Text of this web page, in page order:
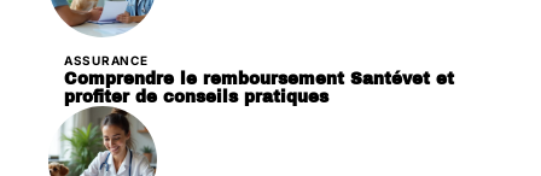
ASSURANCE
Comprendre le remboursement Santévet et
profiter de conseils pratiques